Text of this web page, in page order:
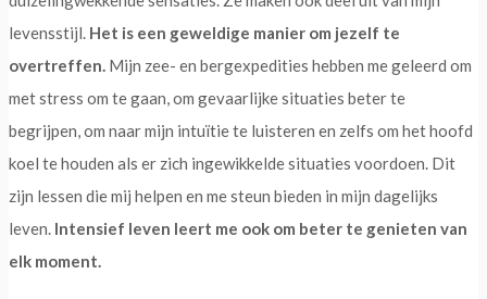
levensstijl. Het is een geweldige manier om jezelf te
overtreffen. Mijn zee- en bergexpedities hebben me geleerd om
met stress om te gaan, om gevaarlijke situaties beter te
begrijpen, om naar mijn intuïtie te luisteren en zelfs om het hoofd
koel te houden als er zich ingewikkelde situaties voordoen. Dit
zijn lessen die mij helpen en me steun bieden in mijn dagelijks
leven. Intensief leven leert me ook om beter te genieten van
elk moment.